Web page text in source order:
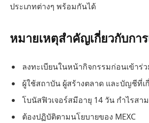
ประเภทต่างๆ พร้อมกันได้
หมายเหตุสำคัญเกี่ยวกับกา
ลงทะเบียนในหน้ากิจกรรมก่อนเข้าร่
ผู้ใช้สถาบัน ผู้สร้างตลาด และบัญชีที่เ
โบนัสฟิวเจอร์สมีอายุ 14 วัน กำไรสา
ต้องปฏิบัติตามนโยบายของ MEXC